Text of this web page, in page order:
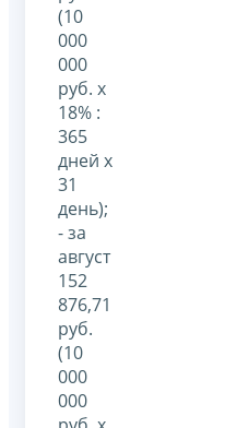
(10
000
000
руб. x
18% :
365
дней x
31
день);
- за
август
152
876,71
руб.
(10
000
000